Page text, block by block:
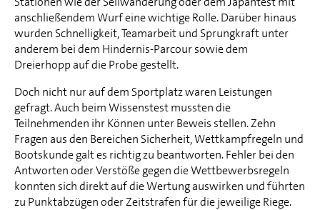
anschließendem Wurf eine wichtige Rolle. Darüber hinaus
wurden Schnelligkeit, Teamarbeit und Sprungkraft unter
anderem bei dem Hindernis-Parcour sowie dem
Dreierhopp auf die Probe gestellt.
Doch nicht nur auf dem Sportplatz waren Leistungen
gefragt. Auch beim Wissenstest mussten die
Teilnehmenden ihr Können unter Beweis stellen. Zehn
Fragen aus den Bereichen Sicherheit, Wettkampfregeln und
Bootskunde galt es richtig zu beantworten. Fehler bei den
Antworten oder Verstöße gegen die Wettbewerbsregeln
konnten sich direkt auf die Wertung auswirken und führten
zu Punktabzügen oder Zeitstrafen für die jeweilige Riege.